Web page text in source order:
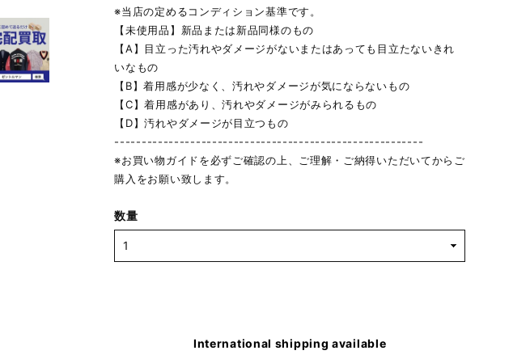
※当店の定めるコンディション基準です。
【未使用品】新品または新品同様のもの
【A】目立った汚れやダメージがないまたはあっても目立たないきれ
いなもの
【B】着用感が少なく、汚れやダメージが気にならないもの
【C】着用感があり、汚れやダメージがみられるもの
【D】汚れやダメージが目立つもの
---------------------------------------------------------
※お買い物ガイドを必ずご確認の上、ご理解・ご納得いただいてからご
購入をお願い致します。
数量
International shipping available